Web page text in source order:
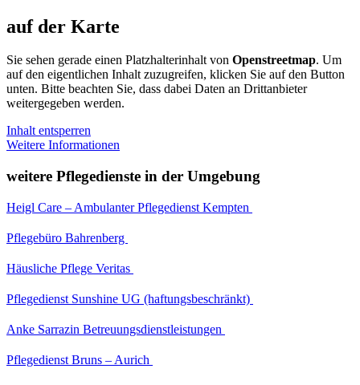
auf der Karte
Sie sehen gerade einen Platzhalterinhalt von Openstreetmap. Um
auf den eigentlichen Inhalt zuzugreifen, klicken Sie auf den Button
unten. Bitte beachten Sie, dass dabei Daten an Drittanbieter
weitergegeben werden.
Inhalt entsperren
Weitere Informationen
weitere Pflegedienste in der Umgebung
Heigl Care – Ambulanter Pflegedienst Kempten
Pflegebüro Bahrenberg
Häusliche Pflege Veritas
Pflegedienst Sunshine UG (haftungsbeschränkt)
Anke Sarrazin Betreuungsdienstleistungen
Pflegedienst Bruns – Aurich